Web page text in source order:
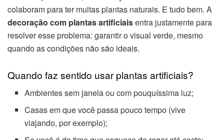
colaboram para ter muitas plantas naturais. E tudo bem. A
decoração com plantas artificiaisentra justamente para
resolver esse problema: garantir o visual verde, mesmo
quando as condições não são ideais.
Quando faz sentido usar plantas artificiais?
Ambientes sem janela ou com pouquíssima luz;
Casas em que você passa pouco tempo (vive
viajando, por exemplo);